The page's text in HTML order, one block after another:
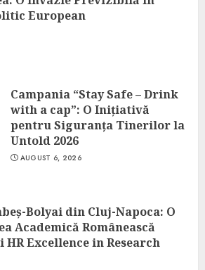
European
Campania “Stay Safe – Drink
with a cap”: O Inițiativă
pentru Siguranța Tinerilor la
Untold 2026
AUGUST 6, 2026
Bolyai din Cluj-Napoca: O
Academică Românească
Excellence in Research